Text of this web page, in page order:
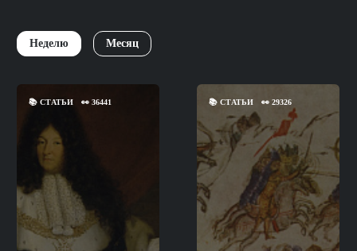
Неделю Месяц
📚 СТАТЬИ 👀 36441 📚СТАТЬИ 👀29326